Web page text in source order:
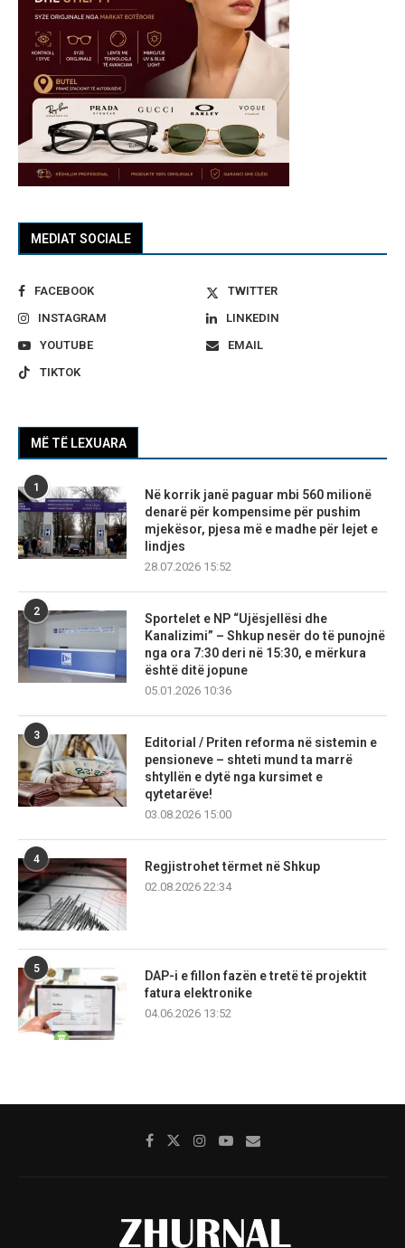
MEDIAT SOCIALE
FACEBOOK
TWITTER
INSTAGRAM
LINKEDIN
YOUTUBE
EMAIL
TIKTOK
MË TË LEXUARA
1
Në korrik janë paguar mbi 560 milionë
denarë për kompensime për pushim
mjekësor, pjesa më e madhe për lejet e
lindjes
28.07.2026 15:52
2
Sportelet e NP “Ujësjellësi dhe
Kanalizimi” – Shkup nesër do të punojnë
nga ora 7:30 deri në 15:30, e mërkura
është ditë jopune
05.01.2026 10:36
3
Editorial / Priten reforma në sistemin e
pensioneve – shteti mund ta marrë
shtyllën e dytë nga kursimet e
qytetarëve!
03.08.2026 15:00
4
Regjistrohet tërmet në Shkup
02.08.2026 22:34
5
DAP-i e fillon fazën e tretë të projektit
fatura elektronike
04.06.2026 13:52